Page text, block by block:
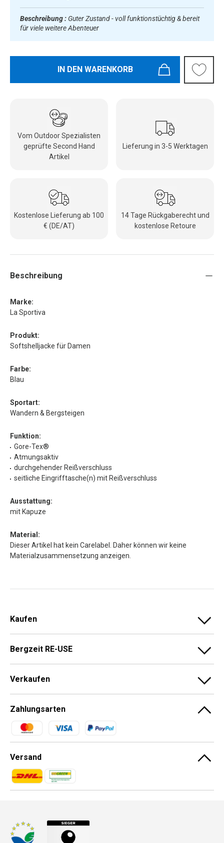
Beschreibung : Guter Zustand - voll funktionstüchtig & bereit
für viele weitere Abenteuer
IN DEN WARENKORB
Vom Outdoor Spezialisten
geprüfte Second Hand
Artikel
Lieferung in 3-5 Werktagen
Kostenlose Lieferung ab 100
€ (DE/AT)
14 Tage Rückgaberecht und
kostenlose Retoure
Beschreibung
Marke:
La Sportiva
Produkt:
Softshelljacke für Damen
Farbe:
Blau
Sportart:
Wandern & Bergsteigen
Funktion:
Gore-Tex®
Atmungsaktiv
durchgehender Reißverschluss
seitliche Eingrifftasche(n) mit Reißverschluss
Ausstattung:
mit Kapuze
Material:
Dieser Artikel hat kein Carelabel. Daher können wir keine
Materialzusammensetzung anzeigen.
Kaufen
Bergzeit RE-USE
Verkaufen
Zahlungsarten
Zahlungsmethoden
Versand
Zahlungsmethoden
Zahlungsmethoden